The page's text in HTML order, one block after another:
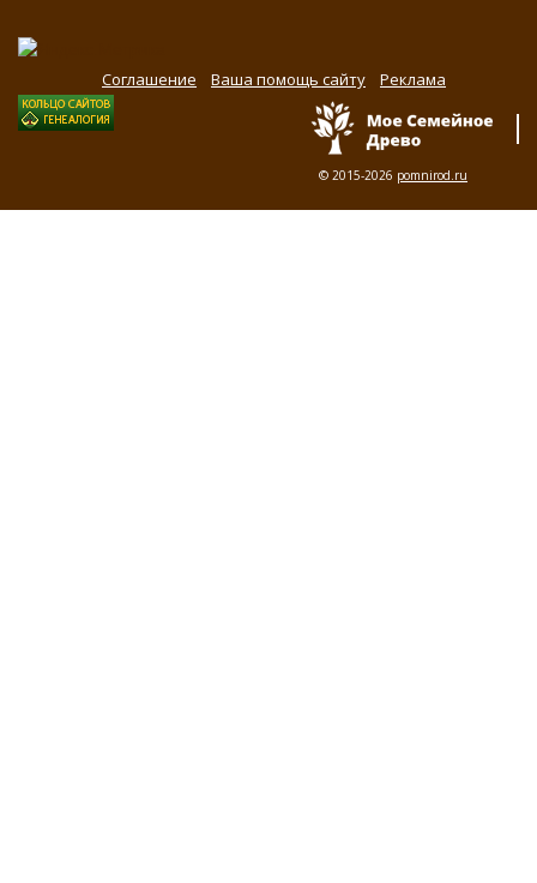
Соглашение Ваша помощь сайту Реклама
© 2015-2026 pomnirod.ru